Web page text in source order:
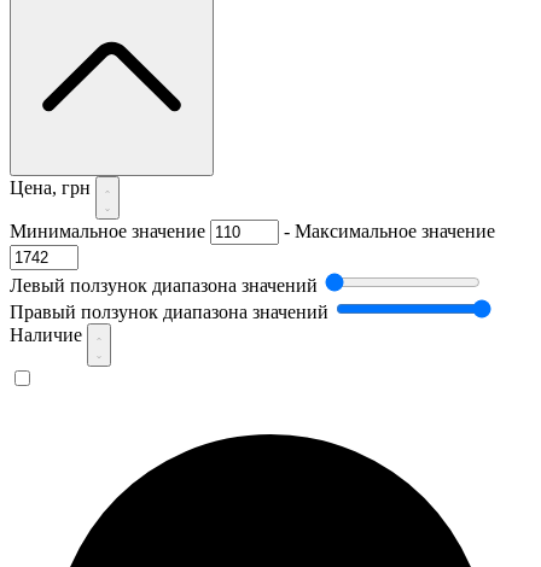
Цена, грн
Минимальное значение - Максимальное значение
Левый ползунок диапазона значений
Правый ползунок диапазона значений
Наличие